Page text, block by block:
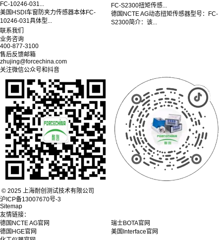
FC-10246-031...
美国HSDI车窗防夹力传感器本体FC-
10246-031具体型...
FC-S2300扭矩传感...
德国NCTE AG动态扭矩传感器型号：FC-
S2300简介：该...
联系我们
业务咨询
400-877-3100
售后反馈邮箱
zhujing@forcechina.com
关注微信公众号和抖音
© 2025 上海耐创测试技术有限公司
沪ICP备13007670号-3
Sitemap
友情链接：
德国NCTE AG官网
瑞士BOTA官网
德国HGE官网
美国Interface官网